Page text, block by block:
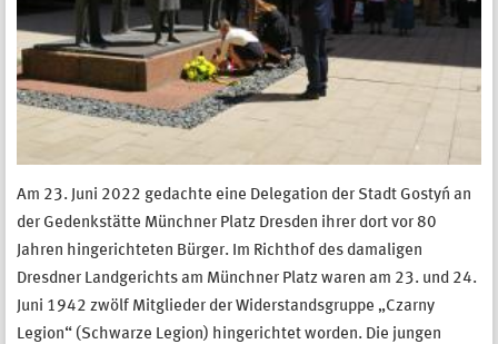
Am 23. Juni 2022 gedachte eine Delegation der Stadt Gostyń an
der Gedenkstätte Münchner Platz Dresden ihrer dort vor 80
Jahren hingerichteten Bürger. Im Richthof des damaligen
Dresdner Landgerichts am Münchner Platz waren am 23. und 24.
Juni 1942 zwölf Mitglieder der Widerstandsgruppe „Czarny
Legion“ (Schwarze Legion) hingerichtet worden. Die jungen